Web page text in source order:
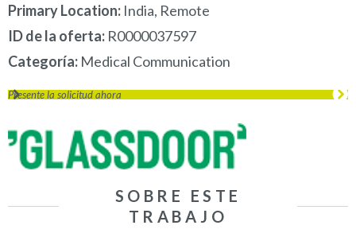
Primary Location: India, Remote
ID de la oferta R0000037597
Categoría Medical Communication
Presente la solicitud ahora
SOBRE ESTE
TRABAJO